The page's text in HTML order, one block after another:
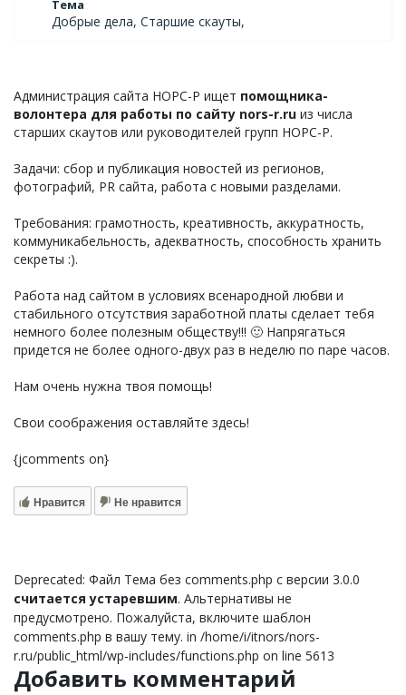
Тема
Добрые дела, Старшие скауты,
Администрация сайта НОРС-Р ищет помощника-
волонтера для работы по сайту nors-r.ru из числа
старших скаутов или руководителей групп НОРС-Р.
Задачи: сбор и публикация новостей из регионов,
фотографий, PR сайта, работа с новыми разделами.
Требования: грамотность, креативность, аккуратность,
коммуникабельность, адекватность, способность хранить
секреты :).
Работа над сайтом в условиях всенародной любви и
стабильного отсутствия заработной платы сделает тебя
немного более полезным обществу!!! 🙂 Напрягаться
придется не более одного-двух раз в неделю по паре часов.
Нам очень нужна твоя помощь!
Свои соображения оставляйте здесь!
{jcomments on}
Нравится Не нравится
Deprecated: Файл Тема без comments.php с версии 3.0.0
считается устаревшим. Альтернативы не
предусмотрено. Пожалуйста, включите шаблон
comments.php в вашу тему. in /home/i/itnors/nors-
r.ru/public_html/wp-includes/functions.php on line 5613
Добавить комментарий